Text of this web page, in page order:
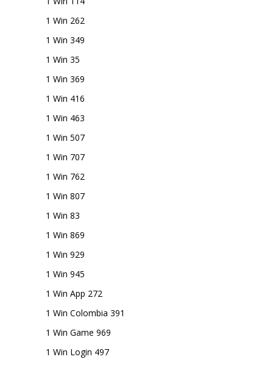
1 Win 262
1 Win 349
1 Win 35
1 Win 369
1 Win 416
1 Win 463
1 Win 507
1 Win 707
1 Win 762
1 Win 807
1 Win 83
1 Win 869
1 Win 929
1 Win 945
1 Win App 272
1 Win Colombia 391
1 Win Game 969
1 Win Login 497